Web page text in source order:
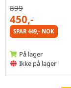
899
450,-
SPAR 449,- NOK
På lager
Ikke på lager